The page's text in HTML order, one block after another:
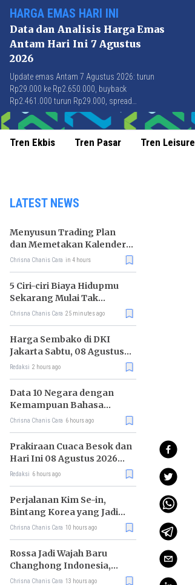
HARGA EMAS HARI INI
Data dan Analisis Harga Emas
Antam Hari Ini 7 Agustus
2026
Update emas Antam 7 Agustus 2026: turun
Rp29.000 ke Rp2.650.000, buyback
Rp2.461.000 turun Rp29.000, spread
Rp189.000 stabil di level terbaik sejak April
2026.
Tren Ekbis Tren Pasar Tren Leisure
LATEST NEWS
Menyusun Trading Plan
dan Memetakan Kalender
Ekonomi Mingguan
Chrisna Chanis Cara in 4 hours
5 Ciri-ciri Biaya Hidupmu
Sekarang Mulai Tak
Terkendali
Chrisna Chanis Cara 25 minutes ago
Harga Sembako di DKI
Jakarta Sabtu, 08 Agustus
2026, Daging Kambing
Redaksi 2 hours ago
Data 10 Negara dengan
Kemampuan Bahasa
Inggris Terbaik
Chrisna Chanis Cara 6 hours ago
Prakiraan Cuaca Besok dan
Hari Ini 08 Agustus 2026
untuk Wilayah DKI Jakarta
Redaksi 6 hours ago
Perjalanan Kim Se-in,
Bintang Korea yang Jadi
Kurir Makanan
Chrisna Chanis Cara 10 hours ago
Rossa Jadi Wajah Baru
Changhong Indonesia,
Garansi Produk Kini
Chrisna Chanis Cara 13 hours ago